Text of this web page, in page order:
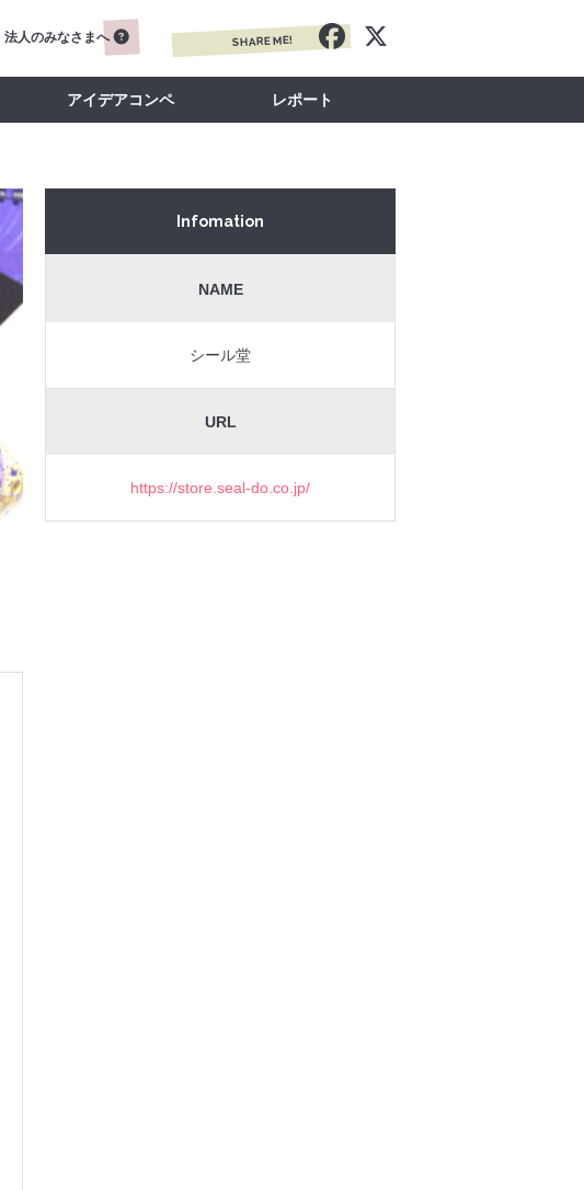
アイデアコンペ レポート
法人のみなさまへ SHARE ME!
Infomation
NAME
シール堂
URL
https://store.seal-do.co.jp/